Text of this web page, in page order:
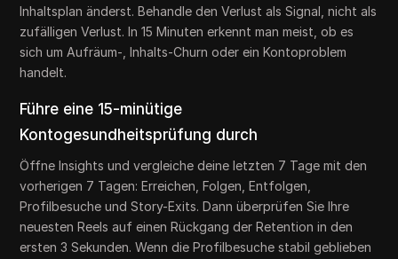
Inhaltsplan änderst. Behandle den Verlust als Signal, nicht als
zufälligen Verlust. In 15 Minuten erkennt man meist, ob es
sich um Aufräum-, Inhalts-Churn oder ein Kontoproblem
handelt.
Führe eine 15-minütige
Kontogesundheitsprüfung durch
Öffne Insights und vergleiche deine letzten 7 Tage mit den
vorherigen 7 Tagen: Erreichen, Folgen, Entfolgen,
Profilbesuche und Story-Exits. Dann überprüfen Sie Ihre
neuesten Reels auf einen Rückgang der Retention in den
ersten 3 Sekunden. Wenn die Profilbesuche stabil geblieben